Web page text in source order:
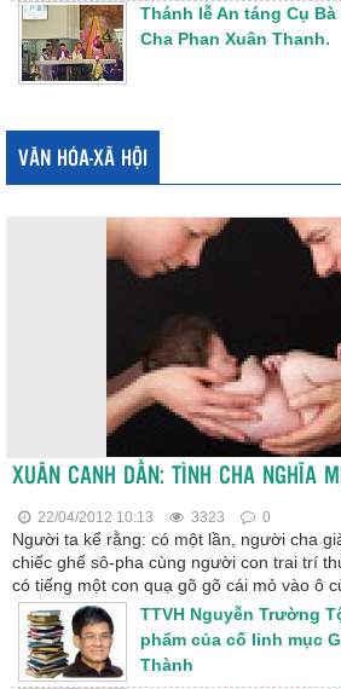
Thánh lễ An táng Cụ
Cha Phan Xuân Thanh.
VĂN HÓA-XÃ HỘI
XUÂN CANH DẦN: TÌNH CHA NGHĨA
22/04/2012 10:13 3323 0
Người ta kể rằng: có một lần, người cha
chiếc ghế sô-pha cùng người con trai trí
có tiếng một con quạ gõ gõ cái mỏ vào ô
TTVH Nguyễn Trường
phẩm của cố linh mục
Thành